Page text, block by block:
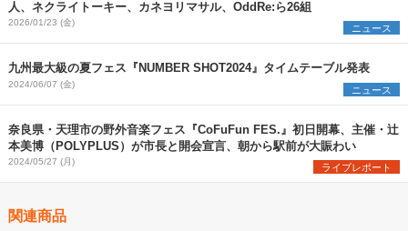
人、ネクライトーキー、カネヨリマサル、OddRe:ら26組
2026/01/23 (金) ニュース
九州最大級の夏フェス『NUMBER SHOT2024』タイムテーブル発表
2024/06/07 (金) ニュース
奈良県・天理市の野外音楽フェス『CoFuFun FES.』初日開幕、主催・辻
本美博（POLYPLUS）が市長と開会宣言、朝から駅前が大賑わい
2024/05/27 (月) ライブレポート
関連商品